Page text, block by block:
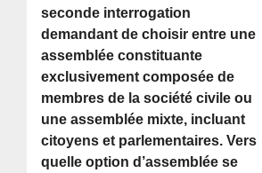
seconde interrogation
demandant de choisir entre une
assemblée constituante
exclusivement composée de
membres de la société civile ou
une assemblée mixte, incluant
citoyens et parlementaires. Vers
quelle option d’assemblée se